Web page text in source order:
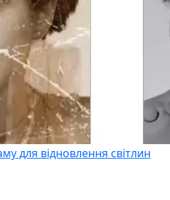
для відновлення світлин